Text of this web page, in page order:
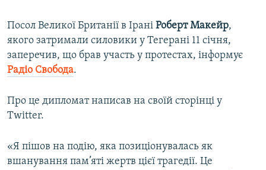
Усі сайти RFE/RL
Посол Великої Британії в Ірані Роберт Макейр,
якого затримали силовики у Тегерані 11 січня,
заперечив, що брав участь у протестах, інформує
Радіо Свобода.
Про це дипломат написав на своїй сторінці у
Twitter.
«Я пішов на подію, яка позиціонувалась як
вшанування пам’яті жертв цієї трагедії. Це